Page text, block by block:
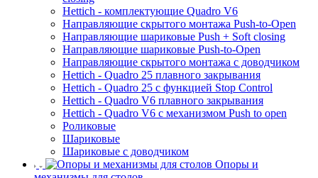
Hettich - комплектующие Quadro V6
Направляющие скрытого монтажа Push-to-Open
Направляющие шариковые Push + Soft closing
Направляющие шариковые Push-to-Open
Направляющие скрытого монтажа с доводчиком
Hettich - Quadro 25 плавного закрывания
Hettich - Quadro 25 с функцией Stop Control
Hettich - Quadro V6 плавного закрывания
Hettich - Quadro V6 с механизмом Push to open
Роликовые
Шариковые
Шариковые с доводчиком
Опоры и